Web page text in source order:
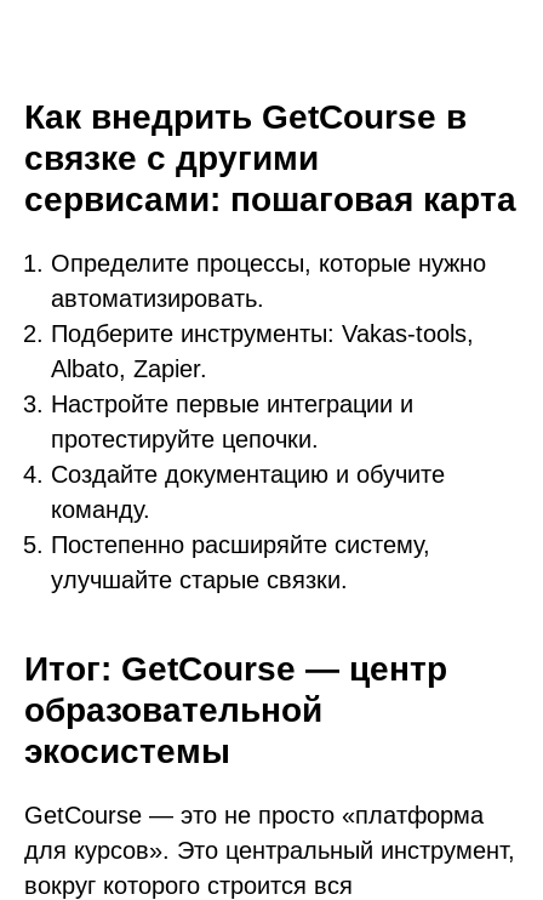
Как внедрить GetCourse в
связке с другими
сервисами: пошаговая карта
Определите процессы, которые нужно
автоматизировать.
Подберите инструменты: Vakas-tools,
Albato, Zapier.
Настройте первые интеграции и
протестируйте цепочки.
Создайте документацию и обучите
команду.
Постепенно расширяйте систему,
улучшайте старые связки.
Итог: GetCourse — центр
образовательной
экосистемы
GetCourse — это не просто «платформа
для курсов». Это центральный инструмент,
вокруг которого строится вся